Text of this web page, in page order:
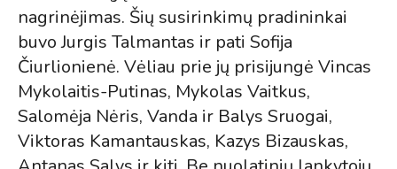
nagrinėjimas. Šių susirinkimų pradininkai
buvo Jurgis Talmantas ir pati Sofija
Čiurlionienė. Vėliau prie jų prisijungė Vincas
Mykolaitis-Putinas, Mykolas Vaitkus,
Salomėja Nėris, Vanda ir Balys Sruogai,
Viktoras Kamantauskas, Kazys Bizauskas,